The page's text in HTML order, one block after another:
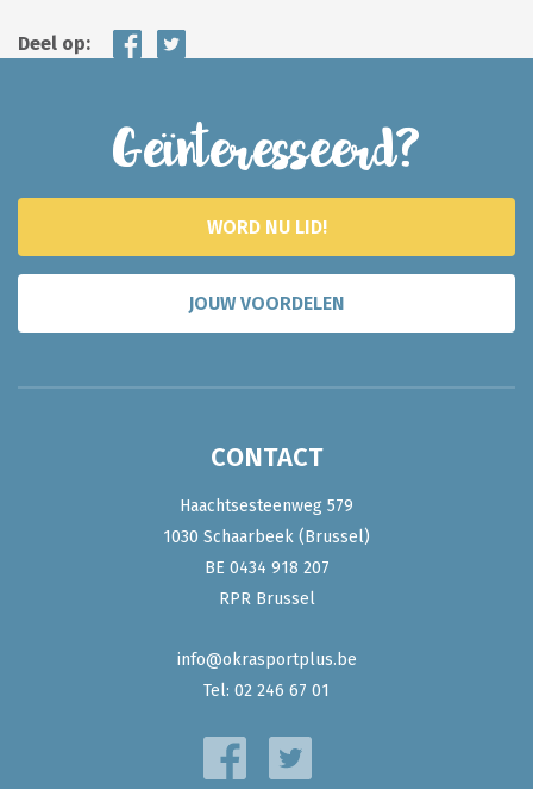
Deel op:
Geïnteresseerd?
WORD NU LID!
JOUW VOORDELEN
CONTACT
Haachtsesteenweg 579
1030 Schaarbeek (Brussel)
BE 0434 918 207
RPR Brussel
info@okrasportplus.be
Tel: 02 246 67 01